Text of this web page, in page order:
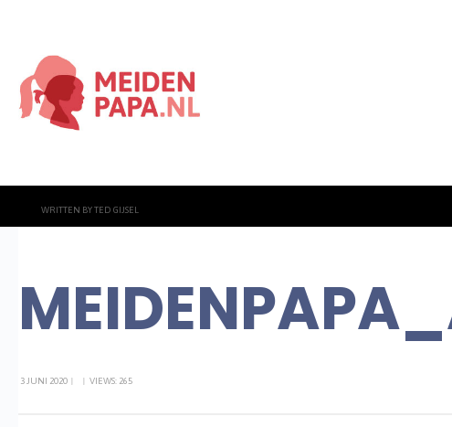
WRITTEN BYTED GIJSEL
3 JUNI 2020 | | VIEWS: 265